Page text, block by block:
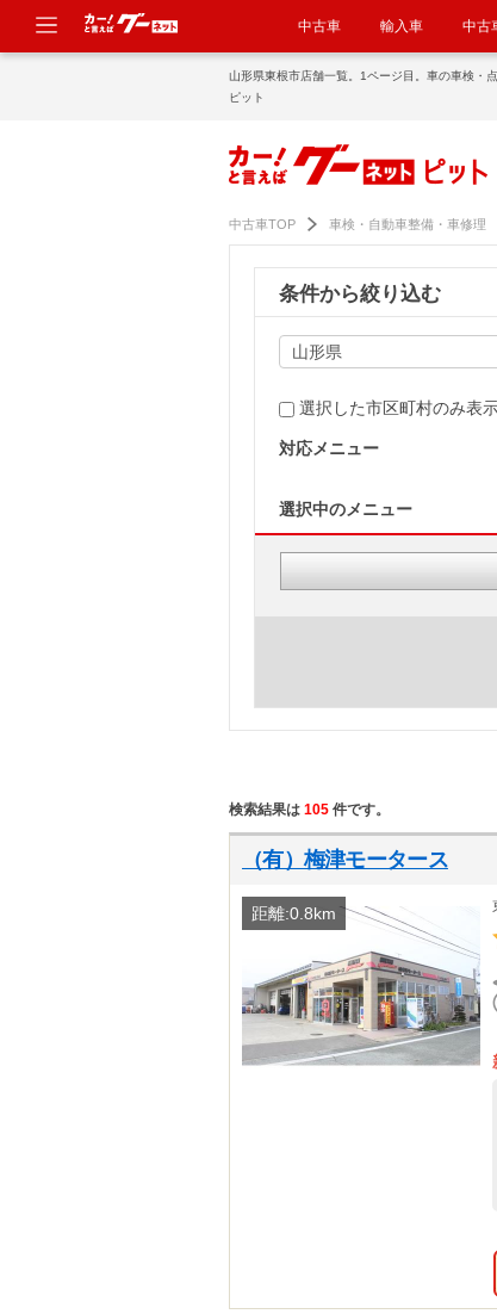
中古車 輸入車 中古
山形県東根市店舗一覧。1ページ目。車の車検・
ピット
中古車TOP 車検・自動車整備・車修理
条件から絞り込む
選択した市区町村のみ表
対応メニュー
選択中のメニュー
検索結果は 105 件です。
（有）梅津モータース
距離:0.8km